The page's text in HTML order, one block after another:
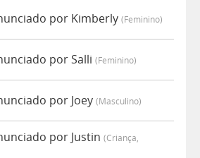
por Kimberly (feminino)
por Salli (feminino)
por Joey (masculino)
por Justin (criança,